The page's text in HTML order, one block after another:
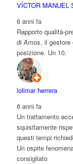
VÍCTOR MANUEL
6 anni fa
Rapporto qualità-
di Amos, il gestore
posizione. Un 10.
lolimar herrera
6 anni fa
Un trattamento
squisitamente
questi tempi
Un ospite
consigliato